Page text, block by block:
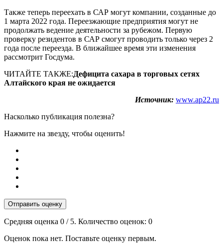
Также теперь переехать в САР могут компании, созданные до
1 марта 2022 года. Переезжающие предприятия могут не
продолжать ведение деятельности за рубежом. Первую
проверку резидентов в САР смогут проводить только через 2
года после переезда. В ближайшее время эти изменения
рассмотрит Госдума.
ЧИТАЙТЕ ТАКЖЕ:Дефицита сахара в торговых сетях
Алтайского края не ожидается
Источник: www.ap22.ru
Насколько публикация полезна?
Нажмите на звезду, чтобы оценить!
Отправить оценку
Средняя оценка 0 / 5. Количество оценок: 0
Оценок пока нет. Поставьте оценку первым.